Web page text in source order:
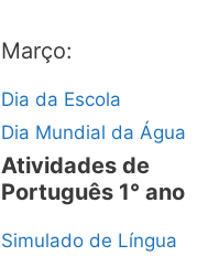
Março:
Dia da Escola
Dia Mundial da Água
Atividades de
Português 1° ano
Simulado de Língua